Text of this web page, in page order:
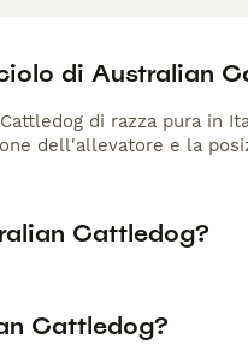
di Australian
di razza pura in
dell'allevatore e la
Cattledog?
Cattledog?